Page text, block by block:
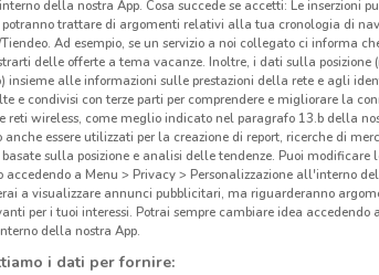
1.5 km
della nostra App. Cosa succede se accetti: Le inserzioni
trattare di argomenti relativi alla tua cronologia di
Ad esempio, se un servizio a noi collegato ci informa
delle offerte a tema vacanze. Inoltre, i dati sulla posizione
insieme alle informazioni sulle prestazioni della rete e agli
e condivisi con terze parti per comprendere e migliorare la
reti wireless, come meglio indicato nel paragrafo 13.b della
essere utilizzati per la creazione di report, ricerche di
sulla posizione e analisi delle tendenze. Puoi modificare
a Menu > Privacy > Personalizzazione all'interno
a visualizzare annunci pubblicitari, ma riguarderanno
per i tuoi interessi. Potrai sempre cambiare idea accedendo
della nostra App.
i dati per fornire: